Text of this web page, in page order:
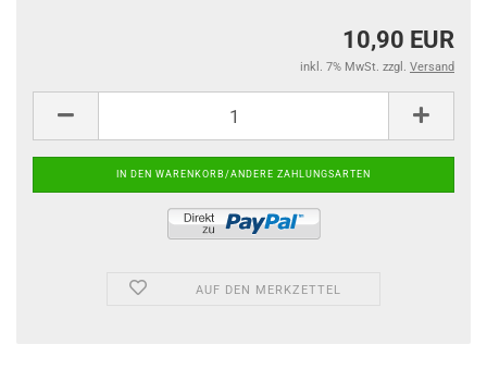
10,90 EUR
inkl. 7% MwSt. zzgl. Versand
AUF DEN MERKZETTEL